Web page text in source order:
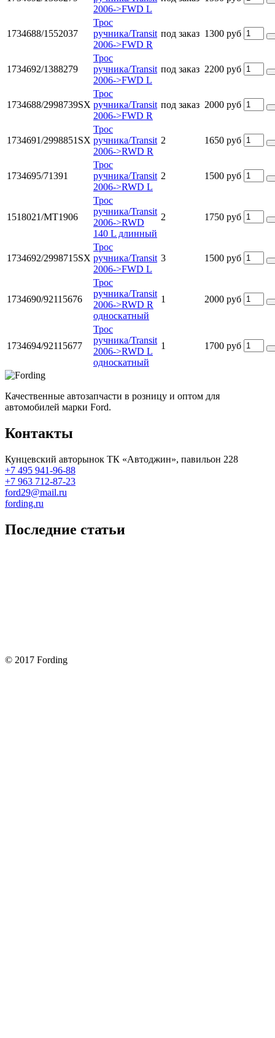
2006->FWD L
1734688/1552037
Трос
ручника/Transit
2006->FWD R
под заказ 1300 руб
1734692/1388279
Трос
ручника/Transit
2006->FWD L
под заказ 2200 руб
1734688/2998739SX
Трос
ручника/Transit
2006->FWD R
под заказ 2000 руб
1734691/2998851SX
Трос
ручника/Transit
2006->RWD R
2 1650 руб
1734695/71391
Трос
ручника/Transit
2006->RWD L
2 1500 руб
1518021/MT1906
Трос
ручника/Transit
2006->RWD
140 L длинный
2 1750 руб
1734692/2998715SX
Трос
ручника/Transit
2006->FWD L
3 1500 руб
1734690/92115676
Трос
ручника/Transit
2006->RWD R
односкатный
1 2000 руб
1734694/92115677
Трос
ручника/Transit
2006->RWD L
односкатный
1 1700 руб
Качественные автозапчасти в розницу и оптом для
автомобилей марки Ford.
Контакты
Кунцевский авторынок ТК «Автоджин», павильон 228
+7 495 941-96-88
+7 963 712-87-23
ford29@mail.ru
fording.ru
Последние статьи
© 2017 Fording